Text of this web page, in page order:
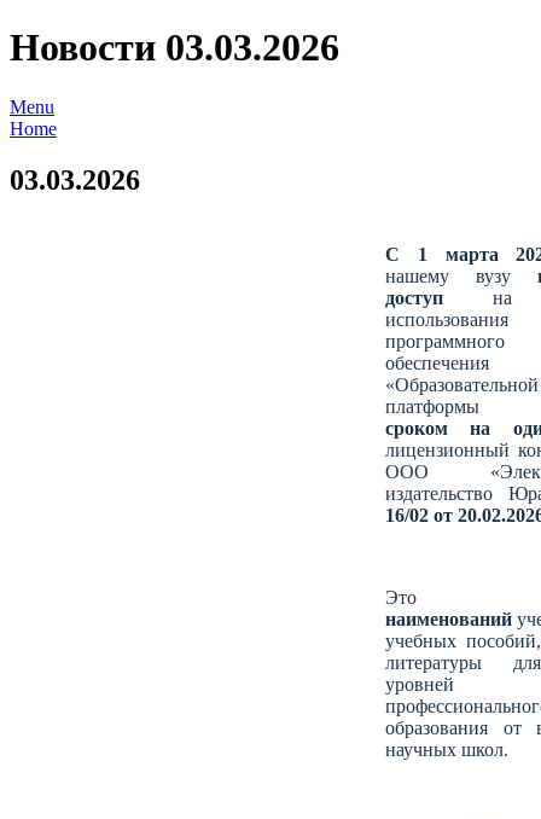
Новости 03.03.2026
Menu
Home
03.03.2026
С 1 марта
нашему вузу
доступ на
использования
программного
обеспечения
«Образовательной
платформы
сроком на
лицензионный
ООО
издательство
16/02 от
Это
наименований
учебных
литературы
уровней
образования от
научных школ.